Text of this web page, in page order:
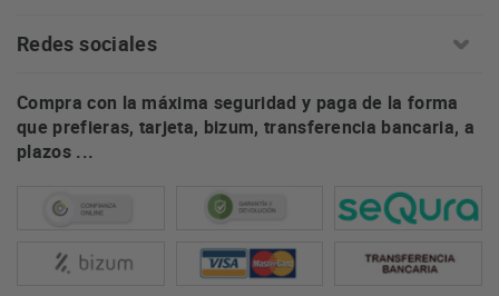
Redes sociales
Compra con la máxima seguridad y paga de la forma
que prefieras, tarjeta, bizum, transferencia bancaria, a
plazos ...